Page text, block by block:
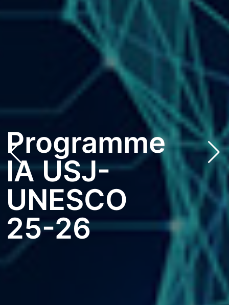
bg via: none found
De